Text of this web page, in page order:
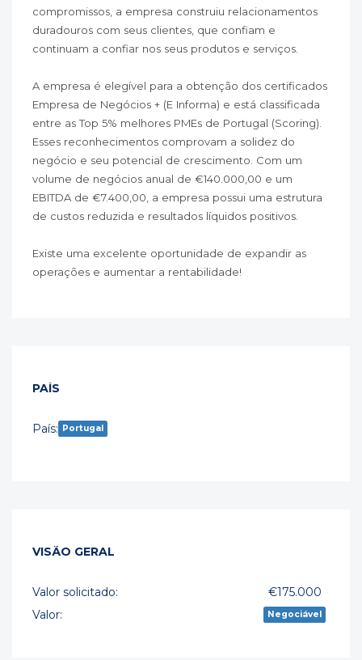
compromissos, a empresa construiu relacionamentos
duradouros com seus clientes, que confiam e
continuam a confiar nos seus produtos e serviços.
A empresa é elegível para a obtenção dos certificados
Empresa de Negócios + (E Informa) e está classificada
entre as Top 5% melhores PMEs de Portugal (Scoring).
Esses reconhecimentos comprovam a solidez do
negócio e seu potencial de crescimento. Com um
volume de negócios anual de €140.000,00 e um
EBITDA de €7.400,00, a empresa possui uma estrutura
de custos reduzida e resultados líquidos positivos.
Existe uma excelente oportunidade de expandir as
operações e aumentar a rentabilidade!
PAÍS
País: Portugal
VISÃO GERAL
Valor solicitado:
€175.000
Valor:
Negociável